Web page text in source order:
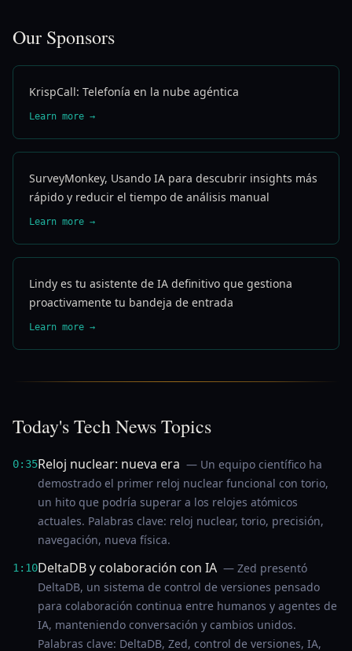
Our Sponsors
KrispCall: Telefonía en la nube agéntica
Learn more →
SurveyMonkey, Usando IA para descubrir insights más
rápido y reducir el tiempo de análisis manual
Learn more →
Lindy es tu asistente de IA definitivo que gestiona
proactivamente tu bandeja de entrada
Learn more →
Today's Tech News Topics
0:35Reloj nuclear: nueva era — Un equipo científico ha
demostrado el primer reloj nuclear funcional con torio,
un hito que podría superar a los relojes atómicos
actuales. Palabras clave: reloj nuclear, torio, precisión,
navegación, nueva física.
1:10DeltaDB y colaboración con IA — Zed presentó
DeltaDB, un sistema de control de versiones pensado
para colaboración continua entre humanos y agentes de
IA, manteniendo conversación y cambios unidos.
Palabras clave: DeltaDB, Zed, control de versiones, IA,